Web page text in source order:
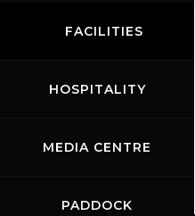
FACILITIES
HOSPITALITY
MEDIA CENTRE
PADDOCK
Una pista quindi che
belle del motorsport
lo è già, un esempio